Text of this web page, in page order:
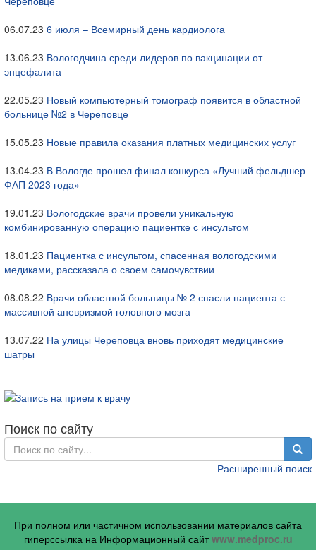
06.07.23 6 июля – Всемирный день кардиолога
13.06.23 Вологодчина среди лидеров по вакцинации от
энцефалита
22.05.23 Новый компьютерный томограф появится в областной
больнице №2 в Череповце
15.05.23 Новые правила оказания платных медицинских услуг
13.04.23 В Вологде прошел финал конкурса «Лучший фельдшер
ФАП 2023 года»
19.01.23 Вологодские врачи провели уникальную
комбинированную операцию пациентке с инсультом
18.01.23 Пациентка с инсультом, спасенная вологодскими
медиками, рассказала о своем самочувствии
08.08.22 Врачи областной больницы № 2 спасли пациента с
массивной аневризмой головного мозга
13.07.22 На улицы Череповца вновь приходят медицинские
шатры
Поиск по сайту
Расширенный поиск
При полном или частичном использовании материалов сайта
гиперссылка на Информационный сайтwww.medproc.ru